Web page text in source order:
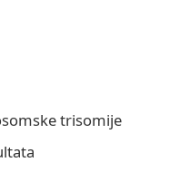
trisomije